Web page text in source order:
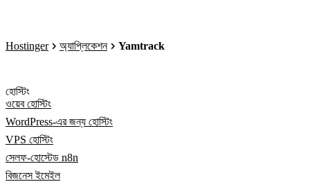
Hostinger অ্যাপ্লিকেশন Yamtrack
হোস্টিং
ওয়েব হোস্টিং
WordPress-এর জন্য হোস্টিং
VPS হোস্টিং
সেলফ-হোস্টেড n8n
বিজনেস ইমেইল